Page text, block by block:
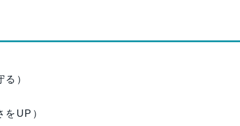
る）
をUP）